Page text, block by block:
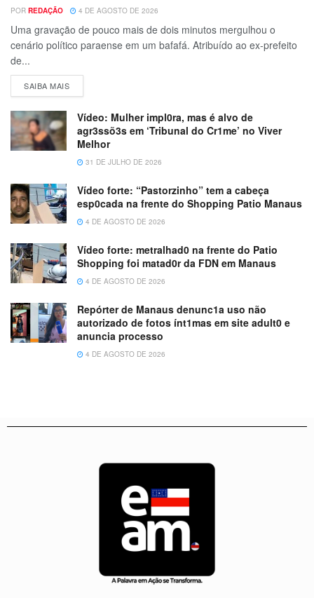
POR REDAÇÃO 4 DE AGOSTO DE 2026
Uma gravação de pouco mais de dois minutos mergulhou o
cenário político paraense em um bafafá. Atribuído ao ex-prefeito
de...
SAIBA MAIS
Vídeo: Mulher impl0ra, mas é alvo de
agr3ssõ3s em ‘Tribunal do Cr1me’ no Viver
Melhor
31 DE JULHO DE 2026
Vídeo forte: “Pastorzinho” tem a cabeça
esp0cada na frente do Shopping Patio Manaus
4 DE AGOSTO DE 2026
Vídeo forte: metralhad0 na frente do Patio
Shopping foi matad0r da FDN em Manaus
4 DE AGOSTO DE 2026
Repórter de Manaus denunc1a uso não
autorizado de fotos ínt1mas em site adult0 e
anuncia processo
4 DE AGOSTO DE 2026